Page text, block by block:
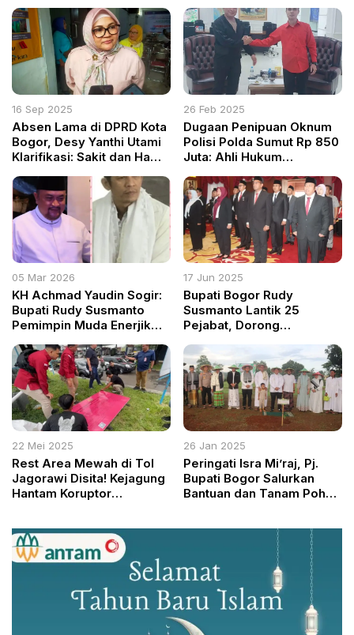
16 Sep 2025
Absen Lama di DPRD Kota
Bogor, Desy Yanthi Utami
Klarifikasi: Sakit dan Hamil
26 Feb 2025
Dugaan Penipuan Oknum
Polisi Polda Sumut Rp 850
Juta: Ahli Hukum
Solusi Terbaik
05 Mar 2026
KH Achmad Yaudin Sogir:
Bupati Rudy Susmanto
Pemimpin Muda Enerjik
Kabupaten Bogor
17 Jun 2025
Bupati Bogor Rudy
Susmanto Lantik 25
Pejabat, Dorong
22 Mei 2025
Rest Area Mewah di Tol
Jagorawi Disita! Kejagung
Hantam Koruptor
26 Jan 2025
Peringati Isra Mi’raj, Pj.
Bupati Bogor Salurkan
Bantuan dan Tanam Pohon